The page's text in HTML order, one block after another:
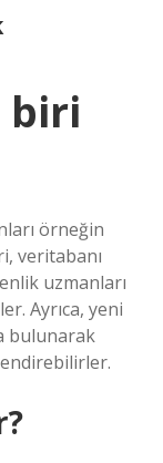
biri
örneğin
veritabanı
uzmanları
Ayrıca, yeni
bulunarak